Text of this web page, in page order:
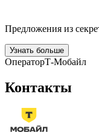
Предложения из
Узнать больше
ОператорТ-Мобайл
Контакты